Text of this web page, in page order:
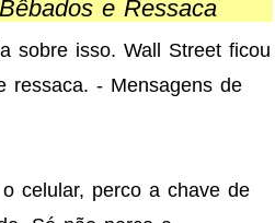
e Ressaca
sobre isso. Wall Street ficou
ressaca. - Mensagens de
celular, perco a chave de